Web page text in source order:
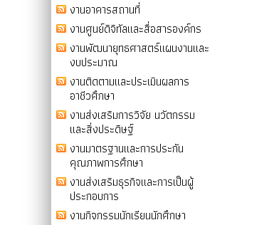
งานอาคารสถานที่
งานศูนย์ดิจิทัลและสื่อสารองค์กร
งานพัฒนายุทธศาสตร์แผนงานและ
งบประมาณ
งานติดตามและประเมินผลการ
อาชีวศึกษา
งานส่งเสริมการวิจัย นวัตกรรม
และสิ่งประดิษฐ์
งานมาตรฐานและการประกัน
คุณภาพการศึกษา
งานส่งเสริมธุรกิจและการเป็นผู้
ประกอบการ
งานกิจกรรมนักเรียนนักศึกษา